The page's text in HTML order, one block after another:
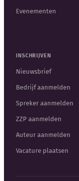
Evenementen
INSCHRIJVEN
Nieuwsbrief
Bedrijf aanmelden
Spreker aanmelden
ZZP aanmelden
Auteur aanmelden
Vacature plaatsen